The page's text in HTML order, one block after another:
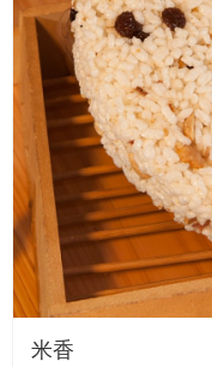
米香